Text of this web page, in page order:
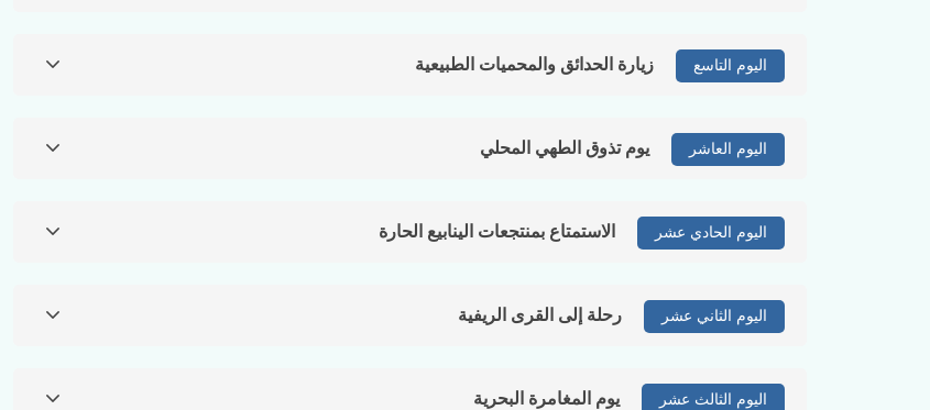
اليوم التاسع زيارة الحدائق والمحميات الطبيعية
اليوم العاشر يوم تذوق الطهي المحلي
اليوم الحادي عشر الاستمتاع بمنتجعات الينابيع الحارة
اليوم الثاني عشر رحلة إلى القرى الريفية
اليوم الثالث عشر يوم المغامرة البحرية